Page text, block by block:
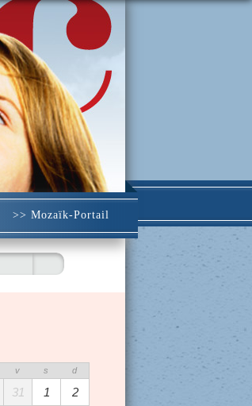
>> Mozaïk-Portail
v s d
31 1
2